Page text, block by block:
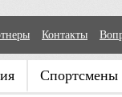
Контакты
Спортсмены